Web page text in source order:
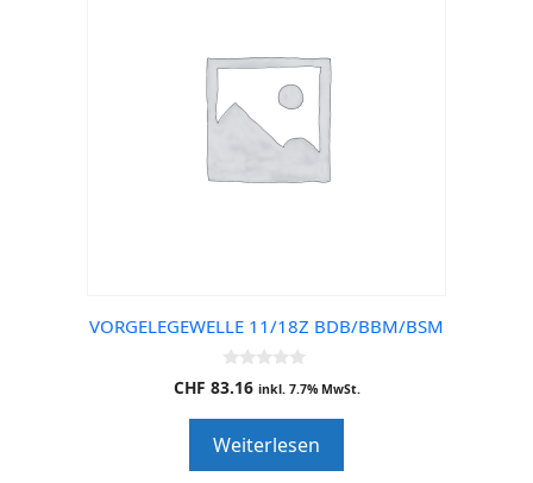
VORGELEGEWELLE 11/18Z BDB/BBM/BSM
0
o
o
f
5
CHF 83.16 inkl. 7.7% MwSt.
Weiterlesen